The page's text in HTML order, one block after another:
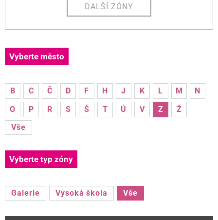
DALŠÍ ZÓNY
Vyberte město
B C Č D F H J K L M
N
O
P R S Š T Ú V Z
Ž
Vše
Vyberte typ zóny
Galerie Vysoká škola Vše